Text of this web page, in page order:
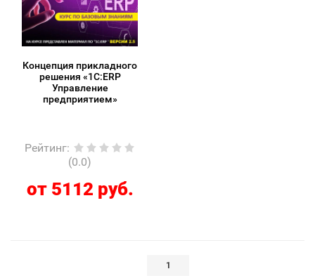
Концепция прикладного
решения «1С:ERP
Управление
предприятием»
Рейтинг:
(0.0)
от 5112 руб.
1